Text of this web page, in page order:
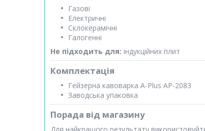
Газові
Електричні
Склокерамічні
Галогенні
Не підходить для: індукційних плит
Комплектація
Гейзерна кавоварка A-Plus AP-2083
Заводська упаковка
Порада від магазину